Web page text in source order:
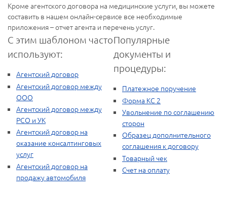
Кроме агентского договора на медицинские услуги, вы можете
составить в нашем онлайн-сервисе все необходимые
приложения – отчет агента и перечень услуг.
С этим шаблоном часто
используют:
Агентский договор
Агентский договор между
ООО
Агентский договор между
РСО и УК
Агентский договор на
оказание консалтинговых
услуг
Агентский договор на
продажу автомобиля
Популярные
документы и
процедуры:
Платежное поручение
Форма КС 2
Увольнение по соглашению
сторон
Образец дополнительного
соглашения к договору
Товарный чек
Счет на оплату